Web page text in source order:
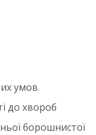
умов
до хвороб
борошнистої